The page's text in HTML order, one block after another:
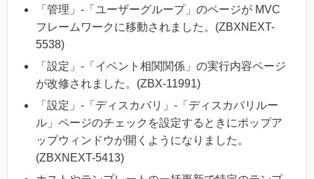
「管理」-「ユーザーグループ」のページが MVC
フレームワークに移動されました。(ZBXNEXT-
5538)
「設定」-「イベント相関関係」の実行内容ページ
が改修されました。(ZBX-11991)
「設定」-「ディスカバリ」-「ディスカバリルー
ル」ページのチェックを設定するときにポップア
ップウィンドウが開くようになりました。
(ZBXNEXT-5413)